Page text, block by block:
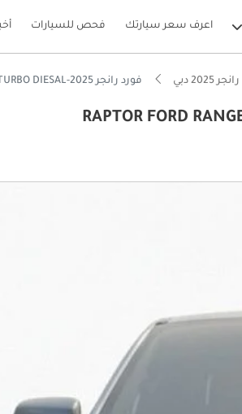
اعرف سعر سيارتك فحص للسيارات
رانجر 2025 دبي فورد رانجر RAPTOR FORD RANGER DOUBLE CAB RAPTOR 2.0L Bi TURBO DIESAL-2025